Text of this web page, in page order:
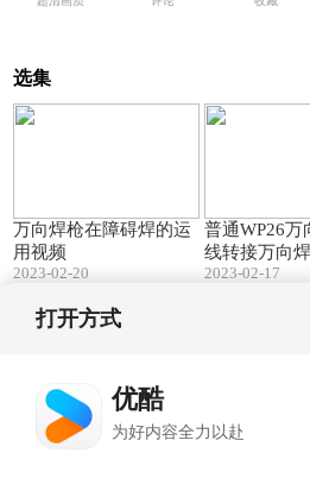
选集
万向焊枪在障碍焊的运
用视频
2023-02-20
普通WP26万
线转接万向
2023-02-17
打开方式
优酷
为好内容全力以赴